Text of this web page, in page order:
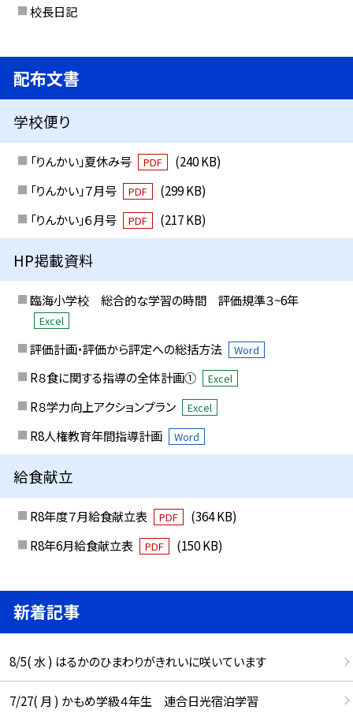
校長日記
配布文書
学校便り
「りんかい」夏休み号 PDF
(240 KB)
「りんかい」７月号
PDF
(299 KB)
「りんかい」６月号
PDF (217 KB)
HP掲載資料
臨海小学校 総合的な学習の時間 評価規準３~6年
Excel
評価計画・評価から評定への総括方法 Word
R８食に関する指導の全体計画① Excel
R８学力向上アクションプラン Excel
R8人権教育年間指導計画 Word
給食献立
R8年度７月給食献立表 PDF
(364 KB)
R8年6月給食献立表
PDF (150 KB)
新着記事
8/5( 水 ) はるかのひまわりがきれいに咲いています
7/27( 月 ) かもめ学級４年生 連合日光宿泊学習